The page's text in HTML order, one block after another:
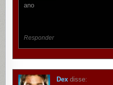
ano
Responder
Dex disse: